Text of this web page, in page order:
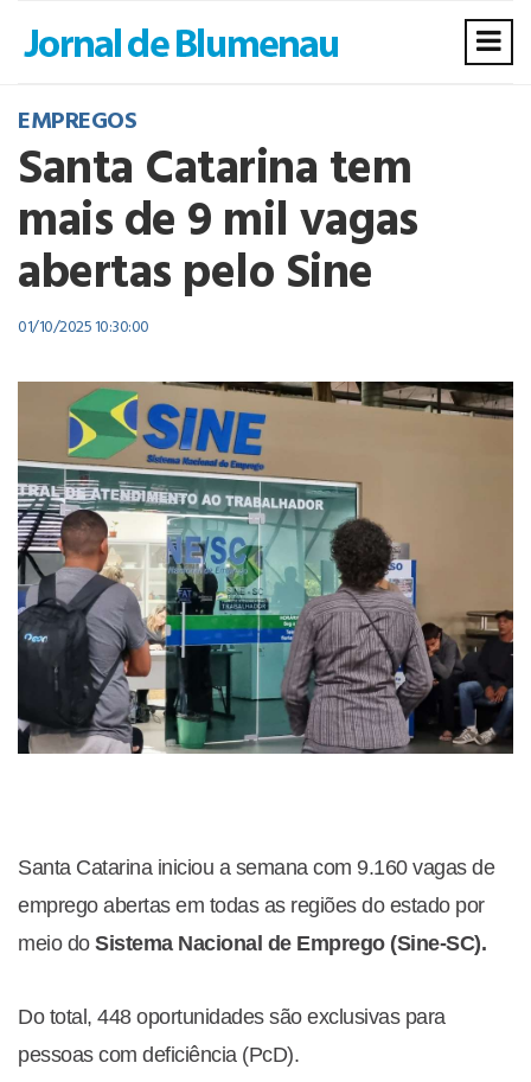
EMPREGOS
Santa Catarina tem
mais de 9 mil vagas
abertas pelo Sine
01/10/2025 10:30:00
Santa Catarina iniciou a semana com 9.160 vagas de
emprego abertas em todas as regiões do estado por
meio do Sistema Nacional de Emprego (Sine-SC).
Do total, 448 oportunidades são exclusivas para
pessoas com deficiência (PcD).